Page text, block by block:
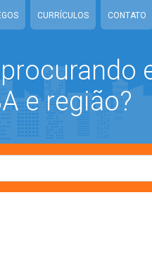
CURRÍCULOS CONTATO
e região?